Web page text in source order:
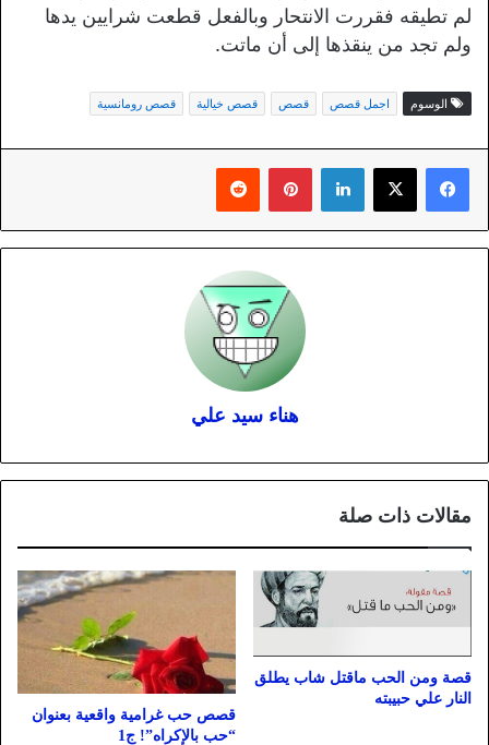
لم تطيقه فقررت الانتحار وبالفعل قطعت شرايين يدها
ولم تجد من ينقذها إلى أن ماتت.
الوسوم اجمل قصص قصص قصص خيالية قصص رومانسية
لينكدإن بينتيريست
هناء سيد علي
مقالات ذات صلة
قصة ومن الحب ماقتل شاب يطلق
النار علي حبيبته
قصص حب غرامية واقعية بعنوان
“حب بالإكراه”! ج1